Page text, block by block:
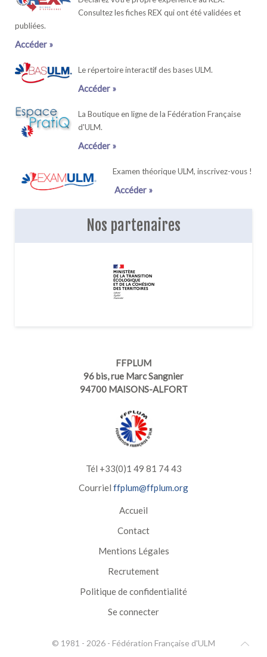
Consultez les fiches REX qui ont été validées et
publiées.
Accéder »
Le répertoire interactif des bases ULM.
Accéder »
La Boutique en ligne de la Fédération Française
d'ULM.
Accéder »
Examen théorique ULM, inscrivez-vous !
Accéder »
Nos partenaires
FFPLUM
96 bis, rue Marc Sangnier
94700 MAISONS-ALFORT
Tél +33(0)1 49 81 74 43
Courriel ffplum@ffplum.org
Accueil
Contact
Mentions Légales
Recrutement
Politique de confidentialité
Se connecter
© 1981 - 2026 - Fédération Française d'ULM